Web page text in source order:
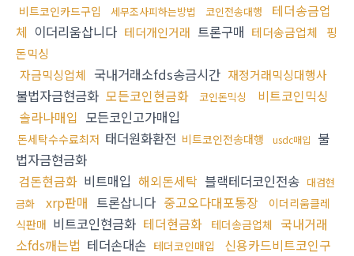
비트코인카드구입 세무조사피하는방법 코인전송대행
테더송금업
체 이더리움삽니다 테더개인거래 트론구매 테더송금업체
핑
돈믹싱
자금믹싱업체 국내거래소fds송금시간 재정거래믹싱대행사
불법자금현금화 모든코인현금화 코인돈믹싱
비트코인믹싱
솔라나매입 모든코인고가매입
돈세탁수수료최저 태더원화환전 비트코인전송대행 usdc매입
불
법자금현금화
검돈현금화 비트매입 해외돈세탁 블랙테더코인전송 대검현
금화
xrp판매 트론삽니다 중고오다대포통장
이더리움클레
식판매 비트코인현금화 테더현금화 테더송금업체
국내거래
소fds깨는법 테더손대손 테더코인매입
신용카드비트코인구